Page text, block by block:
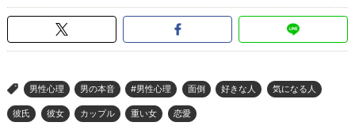
> 男性心理 男の本音 #男性心理 面倒 好きな人 気になる人
彼氏 彼女 カップル 重い女 恋愛